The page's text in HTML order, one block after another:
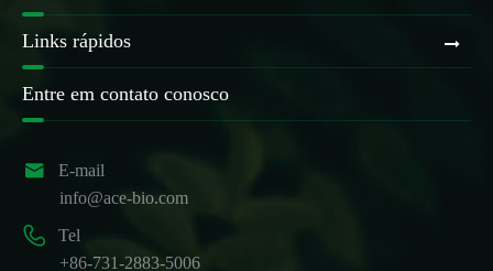
Links rápidos
Entre em contato conosco

E-mail
info@ace-bio.com

Tel
+86-731-2883-5006